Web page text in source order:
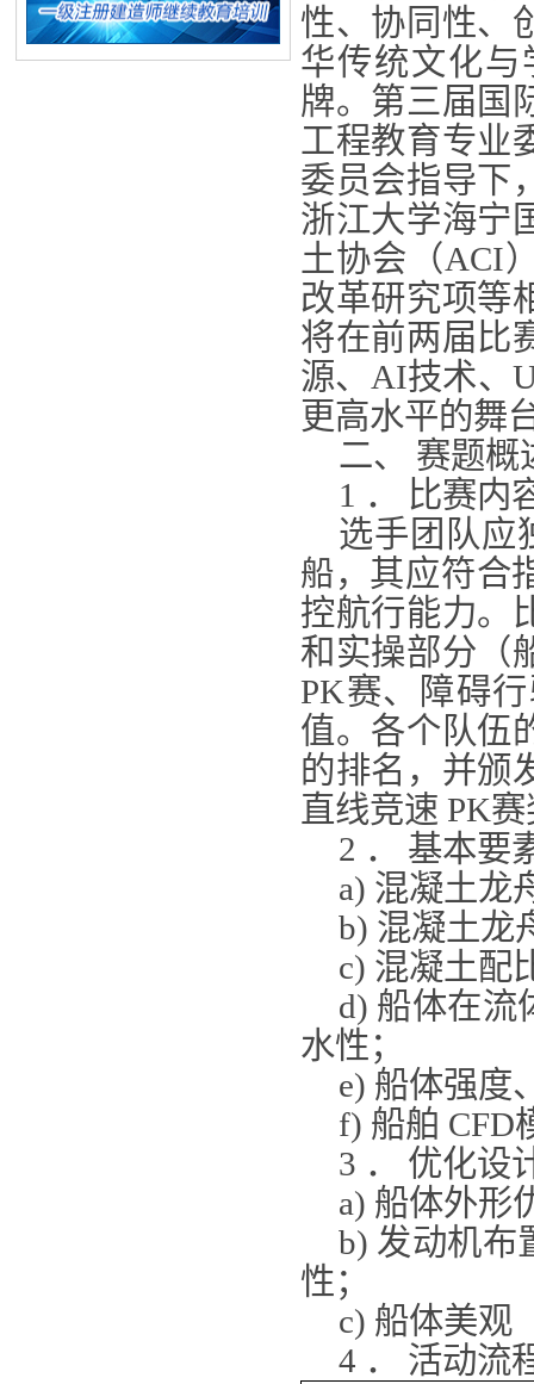
性、协同性、
华传统文化
牌。第三届国
工程教育专业
委员会指导下
浙江大学海宁
土协会（ACI
改革研究项等
将在前两届比
源、AI技术、
更高水平的舞
二、 赛题概
1 ． 比赛内
选手团队应
船，其应符合
控航行能力。
和实操部分（
PK赛、障碍
值。各个队伍
的排名，并颁
直线竞速 PK
2 ． 基本要
a) 混凝土龙
b) 混凝土龙
c) 混凝土配
d) 船体在流
水性；
e) 船体强度
f) 船舶 CFD
3 ． 优化设
a) 船体外形
b) 发动机布
性；
c) 船体美观
4 ． 活动流